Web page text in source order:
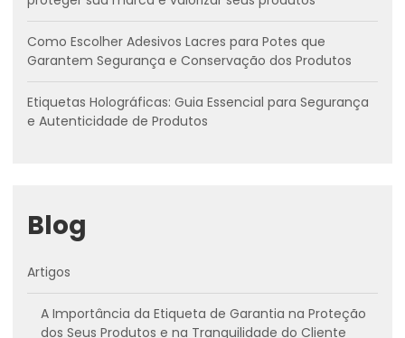
Como Escolher Adesivos Lacres para Potes que
Garantem Segurança e Conservação dos Produtos
Etiquetas Holográficas: Guia Essencial para Segurança
e Autenticidade de Produtos
Blog
Artigos
A Importância da Etiqueta de Garantia na Proteção
dos Seus Produtos e na Tranquilidade do Cliente